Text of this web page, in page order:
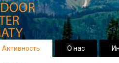
Активность О нас